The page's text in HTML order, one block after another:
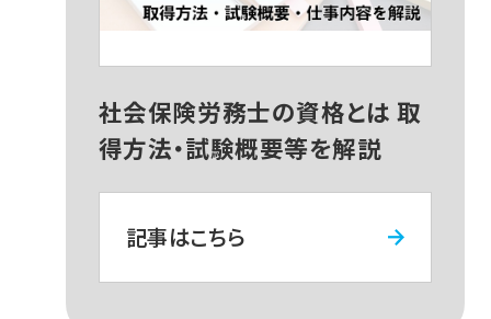
社会保険労務士の資格とは 取
得方法・試験概要等を解説
記事はこちら